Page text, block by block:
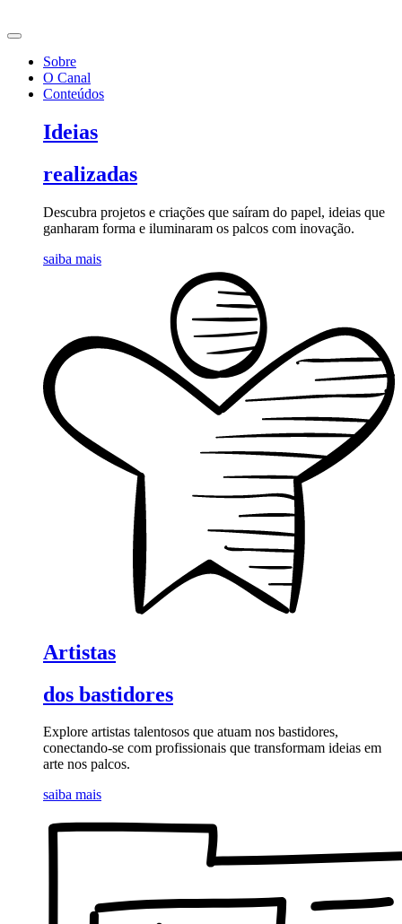
para
conteúdoSobre
O Canal
Conteúdos
Ideias
realizadas
Descubra projetos e criações que saíram do papel, ideias que
ganharam forma e iluminaram os palcos com inovação.
saiba mais
Artistas
dos bastidores
Explore artistas talentosos que atuam nos bastidores,
conectando-se com profissionais que transformam ideias em
arte nos palcos.
saiba mais